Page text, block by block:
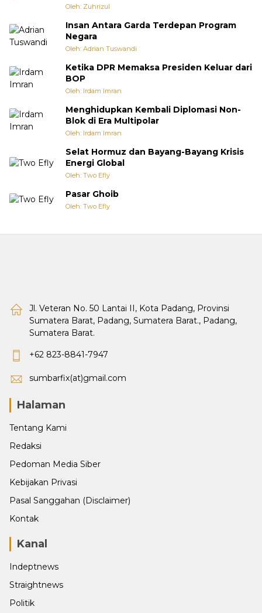
Oleh: Zuhrizul
Insan Antara Garda Terdepan Program
Negara
Oleh: Adrian Tuswandi
Ketika DPR Memaksa Presiden Keluar dari
BOP
Oleh: Irdam Imran
Menghidupkan Kembali Diplomasi Non-
Blok di Era Multipolar
Oleh: Irdam Imran
Selat Hormuz dan Bayang-Bayang Krisis
Energi Global
Oleh: Two Efly
Pasar Ghoib
Oleh: Two Efly
Jl. Veteran No. 50 Lantai II, Kota Padang, Provinsi
Sumatera Barat, Padang, Sumatera Barat., Padang,
Sumatera Barat.
+62 823-8841-7947
sumbarfix(at)gmail.com
Halaman
Tentang Kami
Redaksi
Pedoman Media Siber
Kebijakan Privasi
Pasal Sanggahan (Disclaimer)
Kontak
Kanal
Indeptnews
Straightnews
Politik